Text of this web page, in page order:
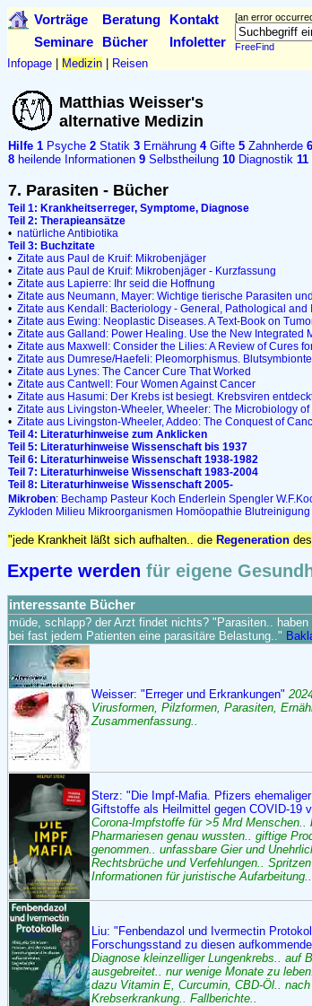
Vorträge Beratung Kontakt [an error
FreeFind
Seminare Bücher Infoletter
Infopage Medizin Reisen
Matthias Weisser's
alternative Medizin
Hilfe 1 Psyche 2 Statik 3 Ernährung 4Gifte 5 Zahnherde 6
8 heilende Informationen 9 Selbstheilung 10 Diagnostik 11
7. Parasiten - Bücher
Teil 1: Krankheitserreger, Symptome, Diagnose
Teil 2: Therapieansätze
• natürliche Antibiotika
Teil 3: Buchzitate
• Zitate aus Paul de Kruif: Mikrobenjäger
• Zitate aus Paul de Kruif: Mikrobenjäger - Kurzfassung
• Zitate aus Lapierre: Ihr seid die Hoffnung
• Zitate aus Neumann, Mayer: Wichtige tierische Parasiten
• Zitate aus Kendall: Bacteriology - General, Pathological and
• Zitate aus Ewing: Neoplastic Diseases. A Text-Book on
• Zitate aus Galland: Power Healing. Use the New Integrated
• Zitate aus Maxwell: Consider the Lilies: A Review of Cures
• Zitate aus Dumrese/Haefeli: Pleomorphismus.
• Zitate aus Lynes: The Cancer Cure That Worked
• Zitate aus Cantwell: Four Women Against Cancer
• Zitate aus Hasumi: Der Krebs ist besiegt. Krebsviren
• Zitate aus Livingston-Wheeler, Wheeler: The Microbiology
• Zitate aus Livingston-Wheeler, Addeo: The Conquest of
Teil 4: Literaturhinweise zum Anklicken
Teil 5: Literaturhinweise Wissenschaft bis 1937
Teil 6: Literaturhinweise Wissenschaft 1938-1982
Teil 7: Literaturhinweise Wissenschaft 1983-2004
Teil 8: Literaturhinweise Wissenschaft 2005-
Mikroben: Bechamp Pasteur Koch Enderlein Spengler
Zykloden Milieu Mikroorganismen Homöopathie Blutreinigung
"jede Krankheit läßt sich aufhalten.. die Regeneration
Experte werden für eigene
interessante Bücher
müde, schlapp? der Arzt findet nichts? "Parasiten..
bei fast jedem Patienten eine parasitäre Belastung.."
Weisser: "Erreger und Erkrankungen"
Virusformen, Pilzformen, Parasiten,
Zusammenfassung..
Sterz: "Die Impf-Mafia. Pfizers
Giftstoffe als Heilmittel gegen COVID-19
Corona-Impfstoffe für >5 Mrd
Pharmariesen genau wussten.. giftige
genommen.. unfassbare Gier und
Rechtsbrüche und Verfehlungen..
Informationen für juristische Aufarbeitung..
Liu: "Fenbendazol und Ivermectin
Forschungsstand zu diesen
Diagnose kleinzelliger Lungenkrebs.. auf
ausgebreitet.. nur wenige Monate zu
dazu Vitamin E, Curcumin, CBD-Öl..
Krebserkrankung.. Fallberichte..